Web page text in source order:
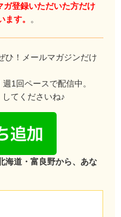
ガ登録いただいた方だけ
す。
。
ひ！メールマガジンだけ
1回ペースで配信中。
てくださいね♪
海道・富良野から、あな